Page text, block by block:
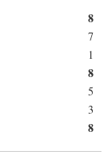
8
7
1
8
5
3
8